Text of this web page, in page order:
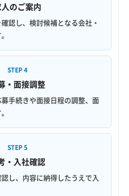
のご案内
認し、検討候補となる会社・
STEP 4
・面接調整
手続きや面接日程の調整、面
STEP 5
・入社確認
し、内容に納得したうえで入